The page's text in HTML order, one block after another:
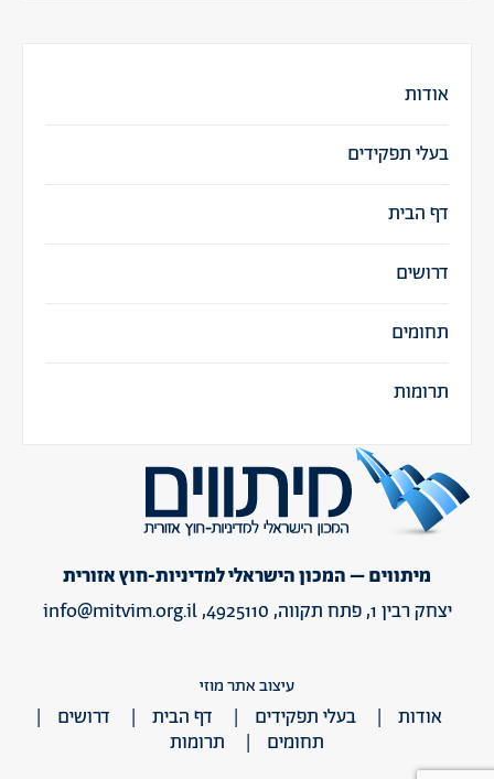
אודות
בעלי תפקידים
דף הבית
דרושים
תחומים
תרומות
מיתווים – המכון הישראלי למדיניות-חוץ אזורית
יצחק רבין 1, פתח תקווה, 4925110,
info@mitvim.org.il
עיצוב אתר מוזי
אודות בעלי תפקידים דף הבית
דרושים
תחומים
תרומות